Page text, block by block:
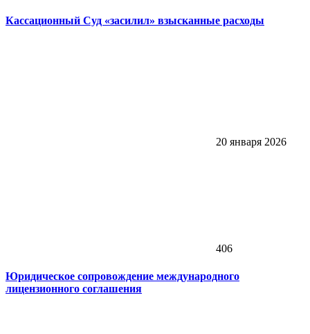
Кассационный Суд «засилил» взысканные расходы
20 января 2026
406
Юридическое сопровождение международного
лицензионного соглашения